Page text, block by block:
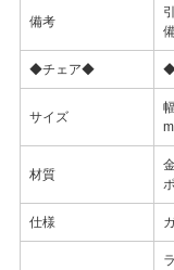
備考
◆チェア◆
サイズ
材質
仕様